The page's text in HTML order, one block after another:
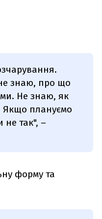
знаю, про що
Не знаю, як
Якщо плануємо
не так", –
форму та